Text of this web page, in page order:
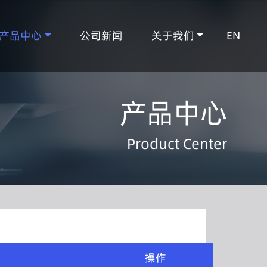
品中心 公司新闻 关于我们 EN
产品中心
Product Center
操作